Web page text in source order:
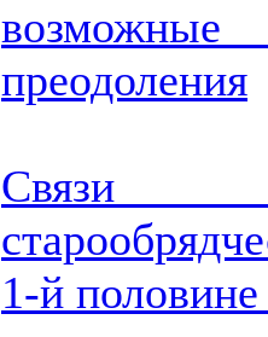
преодоления
1-й